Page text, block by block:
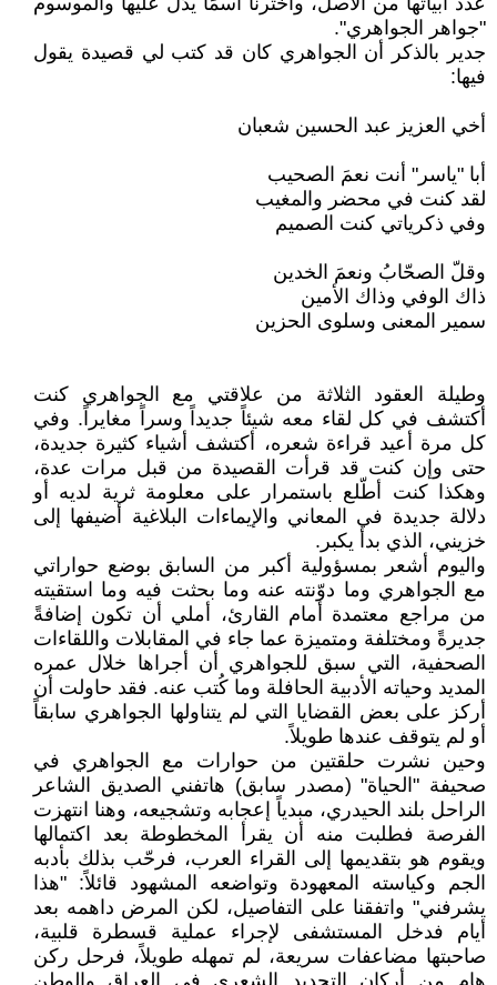
"جواهر الجواهري".
جدير بالذكر أن الجواهري كان قد كتب لي قصيدة يقول
فيها:
أخي العزيز عبد الحسين شعبان
أبا "ياسر" أنت نعمَ الصحيب
لقد كنت في محضر والمغيب
وفي ذكرياتي كنت الصميم
وقلّ الصحّابُ ونعمَ الخدين
ذاك الوفي وذاك الأمين
سمير المعنى وسلوى الحزين
وطيلة العقود الثلاثة من علاقتي مع الجواهري كنت
أكتشف في كل لقاء معه شيئاً جديداً وسراً مغايراً. وفي
كل مرة أعيد قراءة شعره، أكتشف أشياء كثيرة جديدة،
حتى وإن كنت قد قرأت القصيدة من قبل مرات عدة،
وهكذا كنت أطّلع باستمرار على معلومة ثرية لديه أو
دلالة جديدة في المعاني والإيماءات البلاغية أضيفها إلى
خزيني، الذي بدأ يكبر.
واليوم أشعر بمسؤولية أكبر من السابق بوضع حواراتي
مع الجواهري وما دوّنته عنه وما بحثت فيه وما استقيته
من مراجع معتمدة أمام القارئ، أملي أن تكون إضافةً
جديرةً ومختلفة ومتميزة عما جاء في المقابلات واللقاءات
الصحفية، التي سبق للجواهري أن أجراها خلال عمره
المديد وحياته الأدبية الحافلة وما كُتب عنه. فقد حاولت أن
أركز على بعض القضايا التي لم يتناولها الجواهري سابقاً
أو لم يتوقف عندها طويلاً.
وحين نشرت حلقتين من حوارات مع الجواهري في
صحيفة "الحياة" (مصدر سابق) هاتفني الصديق الشاعر
الراحل بلند الحيدري، مبدياً إعجابه وتشجيعه، وهنا انتهزت
الفرصة فطلبت منه أن يقرأ المخطوطة بعد اكتمالها
ويقوم هو بتقديمها إلى القراء العرب، فرحّب بذلك بأدبه
الجم وكياسته المعهودة وتواضعه المشهود قائلاً: "هذا
يشرفني" واتفقنا على التفاصيل، لكن المرض داهمه بعد
أيام فدخل المستشفى لإجراء عملية قسطرة قلبية،
صاحبتها مضاعفات سريعة، لم تمهله طويلاً، فرحل ركن